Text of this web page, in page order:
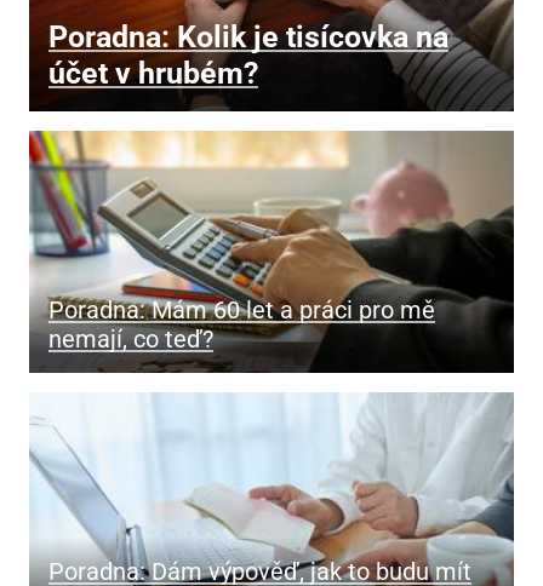
Poradna: Kolik je tisícovka na
účet v hrubém?
Poradna: Mám 60 let a práci pro mě
nemají, co teď?
Poradna: Dám výpověď, jak to budu mít